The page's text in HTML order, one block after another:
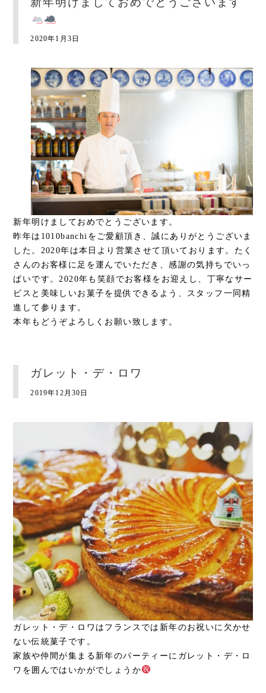
2020年1月3日
新年明けましておめでとうございます。
昨年は1010banchiをご愛顧頂き、誠にありがとうございま
した。2020年は本日より営業させて頂いております。たく
さんのお客様に足を運んでいただき、感謝の気持ちでいっ
ぱいです。2020年も笑顔でお客様をお迎えし、丁寧なサー
ビスと美味しいお菓子を提供できるよう、スタッフ一同精
進して参ります。
本年もどうぞよろしくお願い致します。
ガレット・デ・ロワ
2019年12月30日
ガレット・デ・ロワはフランスでは新年のお祝いに欠かせ
ない伝統菓子です。
家族や仲間が集まる新年のパーティーにガレット・デ・ロ
ワを囲んではいかがでしょうか